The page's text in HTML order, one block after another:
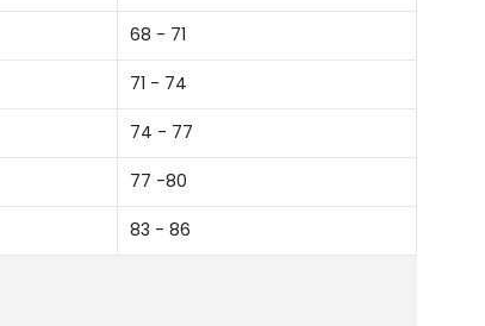
68 - 71
71 - 74
74 - 77
77 -80
83 - 86